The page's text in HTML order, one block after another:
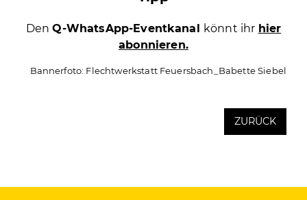
DenQ-WhatsApp-Eventkanal könnt ihr hier
abonnieren.
Bannerfoto: Flechtwerkstatt Feuersbach_Babette Siebel
ZURÜCK